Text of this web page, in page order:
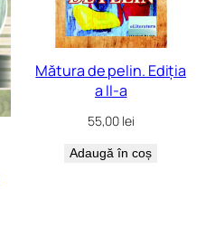
Mătura de pelin. Ediţia
a II-a
55,00 lei
Adaugă în coș